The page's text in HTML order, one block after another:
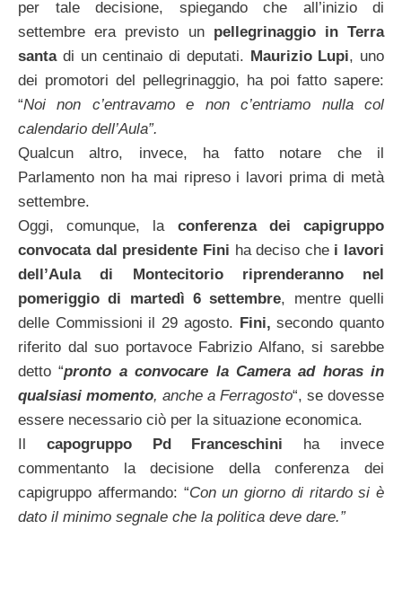
per tale decisione, spiegando che all’inizio di
settembre era previsto un pellegrinaggio in Terra
santadi un centinaio di deputati. Maurizio Lupi, uno
dei promotori del pellegrinaggio, ha poi fatto sapere:
“Noi non c’entravamo e non c’entriamo nulla col
calendario dell’Aula”.
Qualcun altro, invece, ha fatto notare che il
Parlamento non ha mai ripreso i lavori prima di metà
settembre.
Oggi, comunque, la conferenza dei capigruppo
convocata dal presidente Fini ha deciso che i lavori
dell’Aula di Montecitorio
riprenderanno nel
pomeriggio di martedì 6 settembre, mentre quelli
delle Commissioni il 29 agosto. Fini, secondo quanto
riferito dal suo portavoce Fabrizio Alfano, si sarebbe
detto “pronto a convocare la Camera ad horas in
qualsiasi momento, anche a Ferragosto“, se dovesse
essere necessario ciò per la situazione economica.
Il capogruppo Pd Franceschini ha invece
commentanto la decisione della conferenza dei
capigruppo affermando: “Con un giorno di ritardo si è
dato il minimo segnale che la politica deve dare.”